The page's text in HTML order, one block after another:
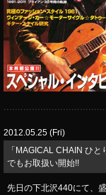
2012.05.25 (Fri)
「MAGICAL CHAIN ひ
でもお取扱い開始!!
先日の下北沢440にて、